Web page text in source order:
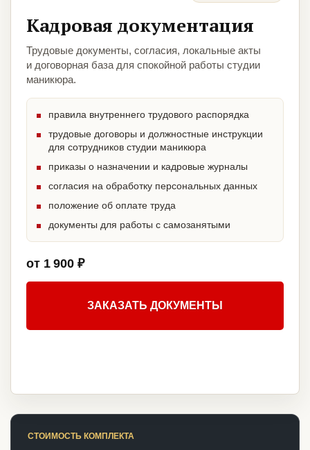
Кадровая документация
Трудовые документы, согласия, локальные акты
и договорная база для спокойной работы студии
маникюра.
правила внутреннего трудового распорядка
трудовые договоры и должностные инструкции
для сотрудников студии маникюра
приказы о назначении и кадровые журналы
согласия на обработку персональных данных
положение об оплате труда
документы для работы с самозанятыми
от 1 900 ₽
ЗАКАЗАТЬ ДОКУМЕНТЫ
СТОИМОСТЬ КОМПЛЕКТА